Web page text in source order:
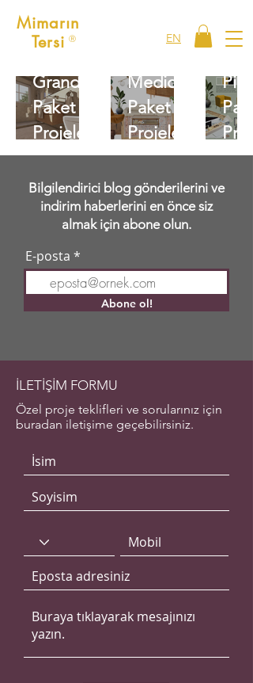
Ⓡ
Mimarın
Tersi
EN
Grande
Paket
Projeleri
Medio
Paket
Projeleri
Bilgilendirici blog gönderilerini ve
indirim haberlerini en önce siz
almak için abone olun.
E-posta
Abone ol!
İLETİŞİM FORMU
Özel proje teklifleri ve sorularınız için
buradan iletişime geçebilirsiniz.